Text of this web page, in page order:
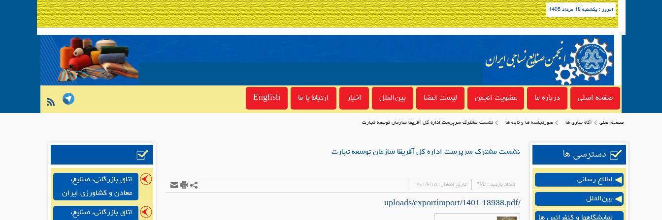
امروز : یکشنبه 18 مرداد 1405
صفحه اصلی درباره ما عضویت انجمن لیست اعضا بین‌الملل اخبار ارتباط با ما English
صفحه اصلی آگاه سازی ها صورتجلسه ها و نامه ها نشست مشترک سرپرست اداره کل آفریقا سازمان توسعه تجارت
دسترسی ها
اطلاع رسانی
بین‌الملل
نمایشگاهها و کنفرانس ها
نشست مشترک سرپرست اداره کل آفریقا سازمان توسعه تجارت
تعداد بازدید : 792 تاریخ انتشار : ۱۴۰۱/۶/۱۵
/uploads/exportimport/1401-13938.pdf
اتاق بازرگانی، صنایع،
معادن و کشاورزی ایران
اتاق بازرگانی، صنایع،